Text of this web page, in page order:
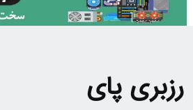
رزبری پای